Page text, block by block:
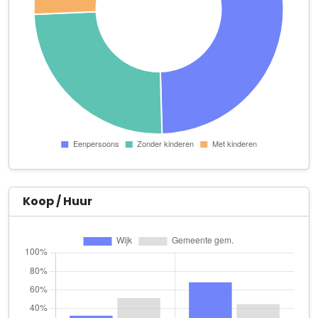
Vasco da Gamastraat 1
Klasse Apart Events
Columbusstraat 1
L.J. Kleintjens-Bellefroid en Zoon
Keekstraat 55
MA Service Heerlen
Ganzeweide 165
Perry Cörvers wandafwerking en spackspuitbedrijf
Europalaan 3
Robek Reibekuchen
Kampstraat 111
Schaefer Auto's & Zn
Beauty Home & Lashes S
Koop / Huur